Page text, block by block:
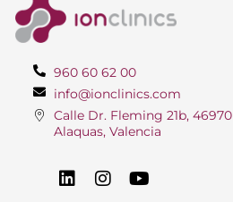
960 60 62 00
info@ionclinics.com
Calle Dr. Fleming 21b, 46970
Alaquas, Valencia